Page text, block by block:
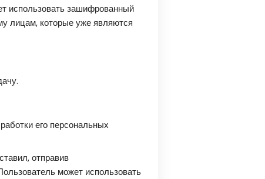
использовать зашифрованный
лицам, которые уже являются
его персональных
отправив
может использовать